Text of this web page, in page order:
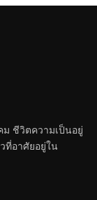
ม ชีวิตความเป็นอยู่
ที่อาศัยอยู่ใน